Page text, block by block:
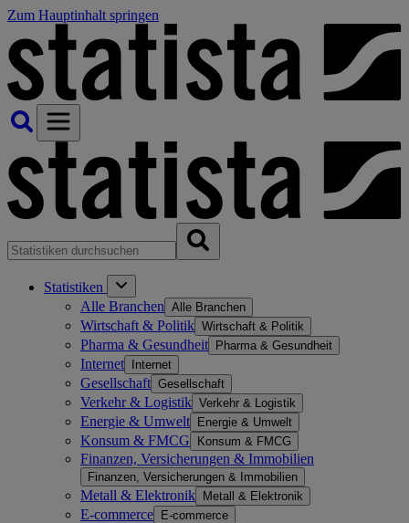
Zum Hauptinhalt springen
Statistiken
Alle Branchen Alle Branchen
Wirtschaft & Politik Wirtschaft & Politik
Pharma & Gesundheit Pharma & Gesundheit
Internet Internet
Gesellschaft Gesellschaft
Verkehr & Logistik Verkehr & Logistik
Energie & Umwelt Energie & Umwelt
Konsum & FMCG Konsum & FMCG
Finanzen, Versicherungen & Immobilien
Finanzen, Versicherungen & Immobilien
Metall & Elektronik Metall & Elektronik
E-commerce E-commerce